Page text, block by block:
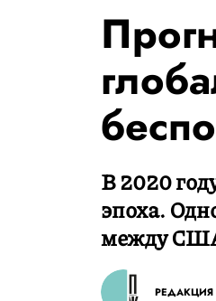
В 2020
эпоха.
между
РЕДАКЦИЯ